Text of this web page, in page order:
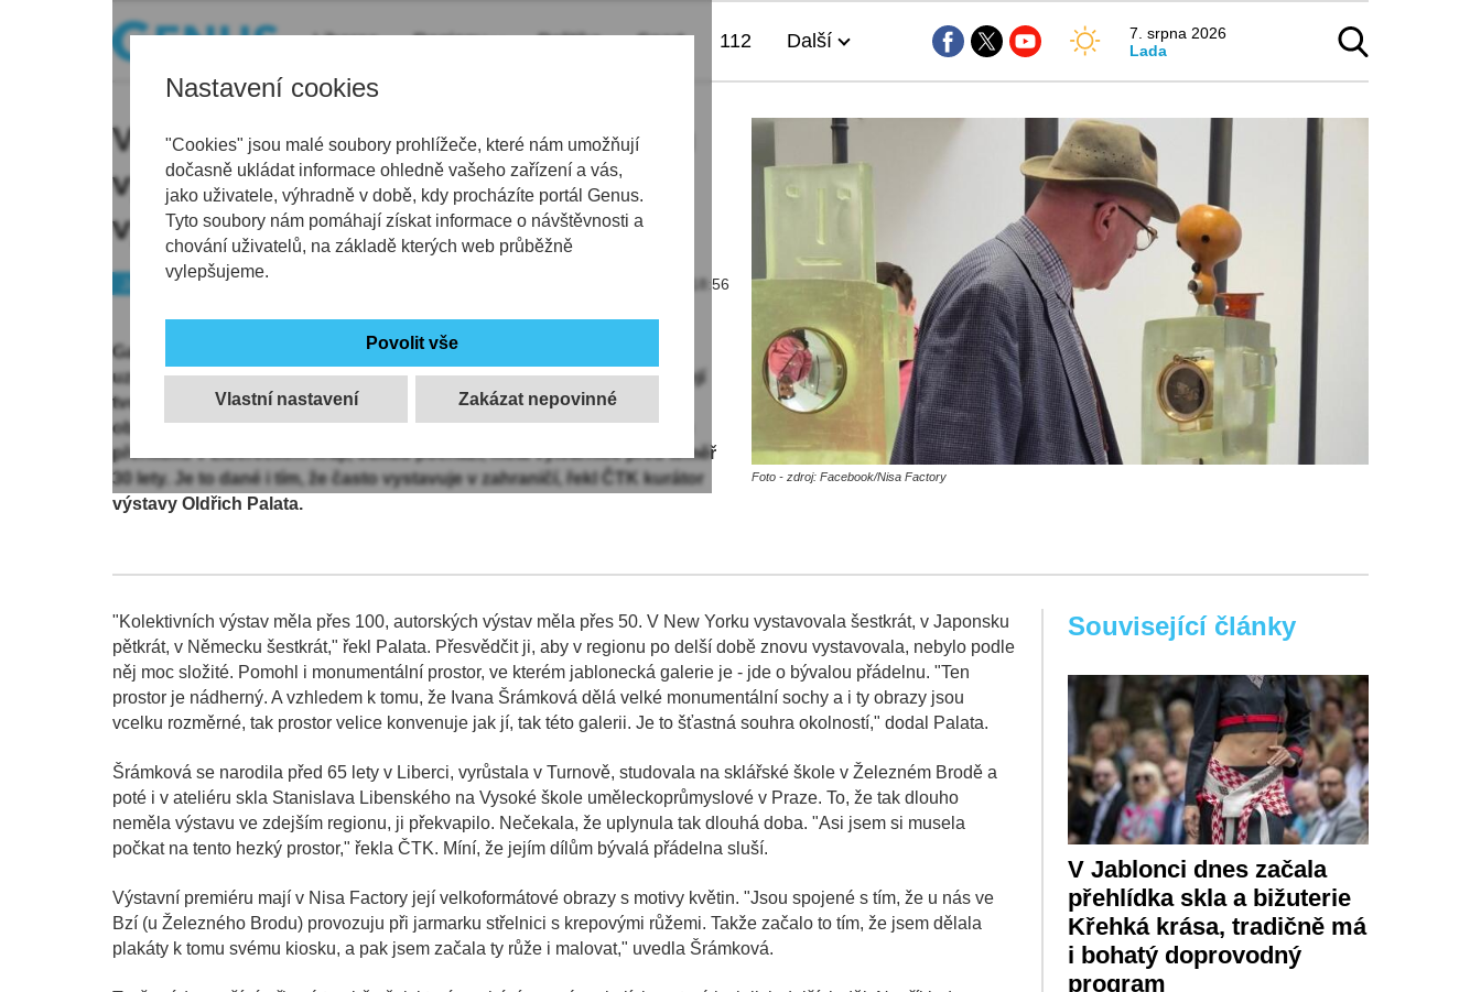
Nastavení cookies
"Cookies" jsou malé soubory prohlížeče, které nám umožňují
dočasně ukládat informace ohledně vašeho zařízení a vás,
jako uživatele, výhradně v době, kdy procházíte portál Genus.
Tyto soubory nám pomáhají získat informace o návštěvnosti a
chování uživatelů, na základě kterých web průběžně
vylepšujeme.
Vlastní nastavení
Liberec Regiony Politika Sport 112 Další
7. srpna 2026
Lada
V galerii Nisa Factory v Jablonci jsou
vystavena díla význačné sklářské
výtvarnice Ivany Šrámkové
Jablonecko Tip 15.05.2026 | 18:56
Galerie Nisa Factory v Jablonci nad Nisou vystavuje díla světově
uznávané sklářské výtvarnice Ivany Šrámkové. Výstava je průřezem její
tvorby, návštěvníci uvidí monumentální skleněné plastiky, poetické
objekty inspirované ptačí říší i velkoformátové malby. Poslední velkou
přehlídku v Libereckém kraji, odkud pochází, měla výtvarnice před téměř
30 lety. Je to dané i tím, že často vystavuje v zahraničí, řekl ČTK kurátor
výstavy Oldřich Palata.
Foto - zdroj: Facebook/Nisa Factory
"Kolektivních výstav měla přes 100, autorských výstav měla přes 50. V New Yorku vystavovala šestkrát, v Japonsku
pětkrát, v Německu šestkrát," řekl Palata. Přesvědčit ji, aby v regionu po delší době znovu vystavovala, nebylo podle
něj moc složité. Pomohl i monumentální prostor, ve kterém jablonecká galerie je - jde o bývalou přádelnu. "Ten
prostor je nádherný. A vzhledem k tomu, že Ivana Šrámková dělá velké monumentální sochy a i ty obrazy jsou
vcelku rozměrné, tak prostor velice konvenuje jak jí, tak této galerii. Je to šťastná souhra okolností," dodal Palata.
Šrámková se narodila před 65 lety v Liberci, vyrůstala v Turnově, studovala na sklářské škole v Železném Brodě a
poté i v ateliéru skla Stanislava Libenského na Vysoké škole uměleckoprůmyslové v Praze. To, že tak dlouho
neměla výstavu ve zdejším regionu, ji překvapilo. Nečekala, že uplynula tak dlouhá doba. "Asi jsem si musela
počkat na tento hezký prostor," řekla ČTK. Míní, že jejím dílům bývalá přádelna sluší.
Výstavní premiéru mají v Nisa Factory její velkoformátové obrazy s motivy květin. "Jsou spojené s tím, že u nás ve
Bzí (u Železného Brodu) provozuju při jarmarku střelnici s krepovými růžemi. Takže začalo to tím, že jsem dělala
plakáty k tomu svému kiosku, a pak jsem začala ty růže i malovat," uvedla Šrámková.
Související články
V Jablonci dnes začala
přehlídka skla a bižuterie
Křehká krása, tradičně má
i bohatý doprovodný
program